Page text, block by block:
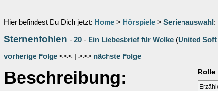
Hier befindest Du Dich jetzt: Home > Hörspiele > Serienauswahl :
Sternenfohlen - 20 - Ein Liebesbrief für Wolke (United Soft
vorherige Folge <<< | >>> nächste Folge
Beschreibung: Rolle